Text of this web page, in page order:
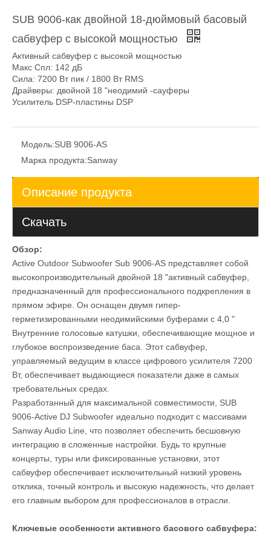
SUB 9006-как двойной 18-дюймовый басовый
сабвуфер с высокой мощностью
Активный сабвуфер с высокой мощностью
Макс Спл: 142 дБ
Сила: 7200 Вт пик / 1800 Вт RMS
Драйверы: двойной 18 "неодимий -сауферы
Усилитель DSP-пластины DSP
Модель:SUB 9006-AS
Марка продукта:Sanway
Описание продукта
Скачать
Обзор:
Active Outdoor Subwoofer Sub 9006-AS представляет собой
высокопроизводительный двойной 18 "активный сабвуфер,
предназначенный для профессионального подкрепления в
прямом эфире. Он оснащен двумя гипер-
герметизированными неодимийскими буферами с 4,0 "
Внутренние голосовые катушки, обеспечивающие мощное и
глубокое воспроизведение баса. Этот сабвуфер,
управляемый ведущим в классе цифрового усилителя 7200
Вт, обеспечивает выдающиеся показатели даже в самых
требовательных средах.
Разработанный для максимальной совместимости, SUB
9006-Active DJ Subwoofer идеально подходит с массивами
Sanway Audio Line, что позволяет обеспечить бесшовную
интеграцию в сложенные настройки. Будь то крупные
концерты, туры или фиксированные установки, этот
сабвуфер обеспечивает исключительный низкий уровень
отклика, точный контроль и высокую надежность, что делает
его главным выбором для профессионалов в отрасли.
Ключевые особенности активного басового сабвуфера: